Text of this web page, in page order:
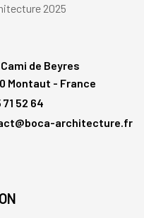
2025
de Beyres
Montaut - France
71 52 64
architecture.fr